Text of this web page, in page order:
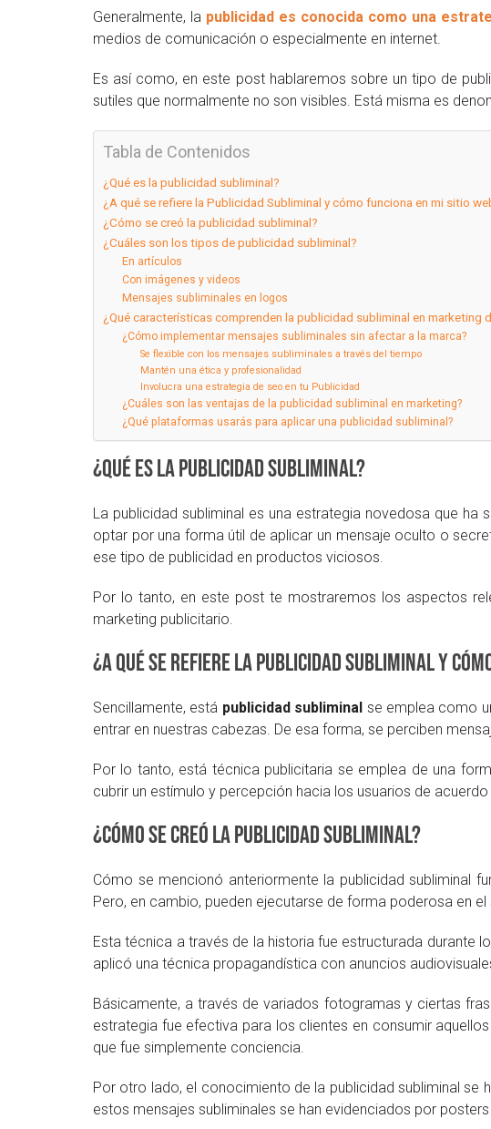
Generalmente, la publicidad es conocida como una
medios de comunicación o especialmente en internet.
Es así como, en este post hablaremos sobre un tipo de
sutiles que normalmente no son visibles. Está misma es
Tabla de Contenidos
¿Qué es la publicidad subliminal?
¿A qué se refiere la Publicidad Subliminal y cómo funciona en mi sitio
¿Cómo se creó la publicidad subliminal?
¿Cuáles son los tipos de publicidad subliminal?
En artículos
Con imágenes y videos
Mensajes subliminales en logos
¿Qué características comprenden la publicidad subliminal en marketing
¿Cómo implementar mensajes subliminales sin afectar a la marca?
Se flexible con los mensajes subliminales a través del tiempo
Mantén una ética y profesionalidad
Involucra una estrategia de seo en tu Publicidad
¿Cuáles son las ventajas de la publicidad subliminal en marketing?
¿Qué plataformas usarás para aplicar una publicidad subliminal?
¿Qué es la publicidad subliminal?
La publicidad subliminal es una estrategia novedosa que
optar por una forma útil de aplicar un mensaje oculto o
ese tipo de publicidad en productos viciosos.
Por lo tanto, en este post te mostraremos los aspectos
marketing publicitario.
¿A qué se refiere la Publicidad Subliminal y
Sencillamente, está publicidad subliminal se emplea como
entrar en nuestras cabezas. De esa forma, se perciben
Por lo tanto, está técnica publicitaria se emplea de una
cubrir un estímulo y percepción hacia los usuarios de
¿Cómo se creó la publicidad subliminal?
Cómo se mencionó anteriormente la publicidad subliminal
Pero, en cambio, pueden ejecutarse de forma poderosa en
Esta técnica a través de la historia fue estructurada
aplicó una técnica propagandística con anuncios
Básicamente, a través de variados fotogramas y ciertas
estrategia fue efectiva para los clientes en consumir
que fue simplemente conciencia.
Por otro lado, el conocimiento de la publicidad subliminal
estos mensajes subliminales se han evidenciados por